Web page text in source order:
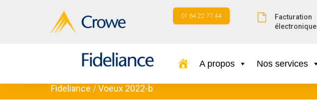
01 64 22 77 44
Facturation
électronique
A propos Nos services
Fideliance /Voeux 2022-b